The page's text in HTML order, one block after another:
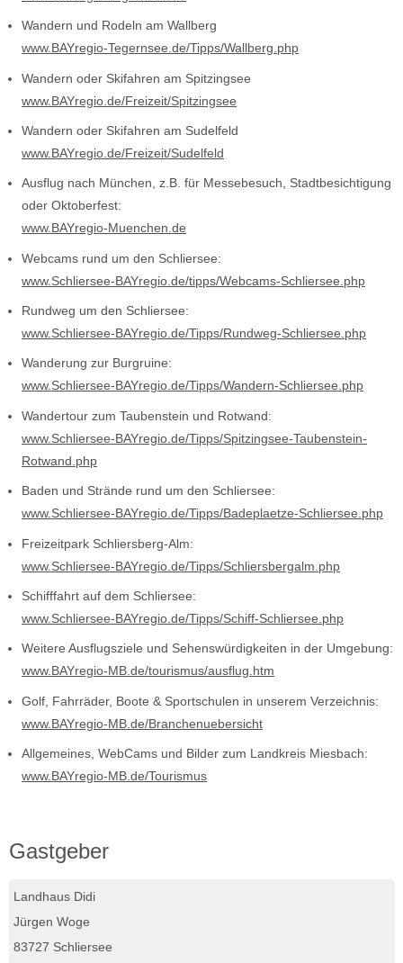
Wandern und Rodeln am Wallberg
www.BAYregio-Tegernsee.de/Tipps/Wallberg.php
Wandern oder Skifahren am Spitzingsee
www.BAYregio.de/Freizeit/Spitzingsee
Wandern oder Skifahren am Sudelfeld
www.BAYregio.de/Freizeit/Sudelfeld
Ausflug nach München, z.B. für Messebesuch, Stadtbesichtigung
oder Oktoberfest:
www.BAYregio-Muenchen.de
Webcams rund um den Schliersee:
www.Schliersee-BAYregio.de/tipps/Webcams-Schliersee.php
Rundweg um den Schliersee:
www.Schliersee-BAYregio.de/Tipps/Rundweg-Schliersee.php
Wanderung zur Burgruine:
www.Schliersee-BAYregio.de/Tipps/Wandern-Schliersee.php
Wandertour zum Taubenstein und Rotwand:
www.Schliersee-BAYregio.de/Tipps/Spitzingsee-Taubenstein-
Rotwand.php
Baden und Strände rund um den Schliersee:
www.Schliersee-BAYregio.de/Tipps/Badeplaetze-Schliersee.php
Freizeitpark Schliersberg-Alm:
www.Schliersee-BAYregio.de/Tipps/Schliersbergalm.php
Schifffahrt auf dem Schliersee:
www.Schliersee-BAYregio.de/Tipps/Schiff-Schliersee.php
Weitere Ausflugsziele und Sehenswürdigkeiten in der Umgebung:
www.BAYregio-MB.de/tourismus/ausflug.htm
Golf, Fahrräder, Boote & Sportschulen in unserem Verzeichnis:
www.BAYregio-MB.de/Branchenuebersicht
Allgemeines, WebCams und Bilder zum Landkreis Miesbach:
www.BAYregio-MB.de/Tourismus
Gastgeber
Landhaus Didi
Jürgen Woge
83727 Schliersee